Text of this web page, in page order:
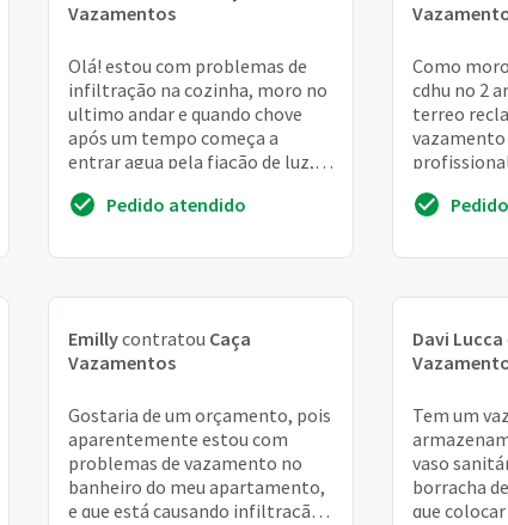
Vazamentos
Olá! estou com problemas de
infiltração na cozinha, moro no
ultimo andar e quando chove
após um tempo começa a
entrar agua pela fiação de luz,
criando goteiras. Go...
Pedido atendido
Como
cdhu no 2
terreo
vazamento
do
Emillycontratou Caça
Vazamentos
Gostaria de um orçamento, pois
aparentemente estou com
problemas de vazamento no
banheiro do meu apartamento,
e que está causando infiltração
Davi Lucca
Tem um
vaso
borracha
que